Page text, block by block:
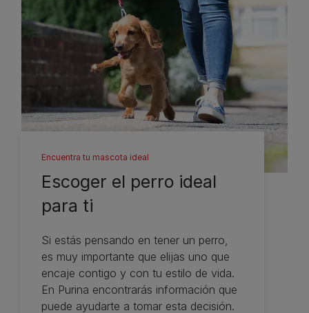
Encuentra tu mascota ideal
Escoger el perro ideal
para ti
Si estás pensando en tener un perro,
es muy importante que elijas uno que
encaje contigo y con tu estilo de vida.
En Purina encontrarás información que
puede ayudarte a tomar esta decisión.